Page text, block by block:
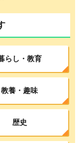
らし・教育
教養・趣味
歴史